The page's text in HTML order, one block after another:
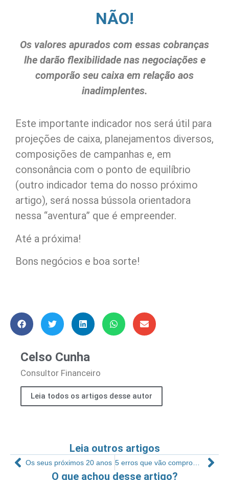
NÃO!
Os valores apurados com essas cobranças
lhe darão flexibilidade nas negociações e
comporão seu caixa em relação aos
inadimplentes.
Este importante indicador nos será útil para
projeções de caixa, planejamentos diversos,
composições de campanhas e, em
consonância com o ponto de equilíbrio
(outro indicador tema do nosso próximo
artigo), será nossa bússola orientadora
nessa “aventura” que é empreender.
Até a próxima!
Bons negócios e boa sorte!
Celso Cunha
Consultor Financeiro
Leia todos os artigos desse autor
Leia outros artigos
Os seus próximos 20 anos 5 erros que vão comprometer seu sonho de empreender no mercado fitness
O que achou desse artigo?